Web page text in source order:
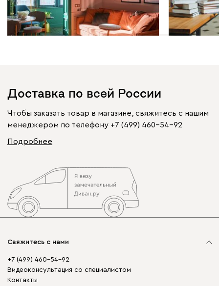
Доставка по всей России
Чтобы заказать товар в магазине, свяжитесь с нашим
менеджером по телефону +7 (499) 460-54-92
Подробнее
Свяжитесь с нами
+7 (499) 460-54-92
Видеоконсультация со специалистом
Контакты